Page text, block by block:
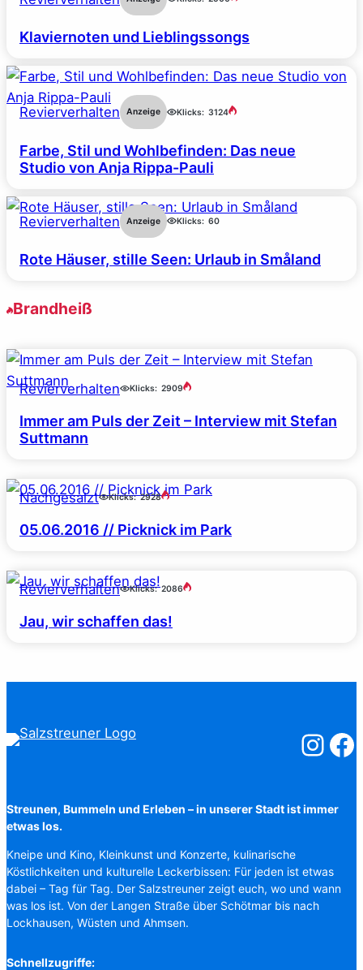
Klaviernoten und Lieblingssongs
Revierverhalten Anzeige Klicks: 3124
Farbe, Stil und Wohlbefinden: Das neue
Studio von Anja Rippa-Pauli
Revierverhalten Anzeige Klicks: 60
Rote Häuser, stille Seen: Urlaub in Småland
Brandheiß
Revierverhalten Klicks: 2909
Immer am Puls der Zeit – Interview mit Stefan
Suttmann
Nachgesalzt Klicks: 2928
05.06.2016 // Picknick im Park
Revierverhalten Klicks: 2086
Jau, wir schaffen das!
Streunen, Bummeln und Erleben – in unserer Stadt ist immer
etwas los.
Kneipe und Kino, Kleinkunst und Konzerte, kulinarische
Köstlichkeiten und kulturelle Leckerbissen: Für jeden ist etwas
dabei – Tag für Tag. Der Salzstreuner zeigt euch, wo und wann
was los ist. Von der Langen Straße über Schötmar bis nach
Lockhausen, Wüsten und Ahmsen.
Schnellzugriffe: